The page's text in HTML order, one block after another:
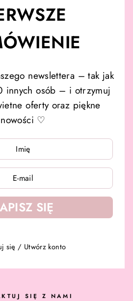
newslettera – tak jak
innych osób – i otrzymuj
oferty oraz piękne
nowości ♡
WPISZ
SWÓJ
E-
WPISZ
SWÓJ
E-
SIĘ
się / Utwórz konto
SIĘ Z NAMI